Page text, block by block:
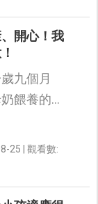
開心！我
九個月
餵養的寶
方奶補充
市售琳瑯
我真的無
25 | 觀看數: